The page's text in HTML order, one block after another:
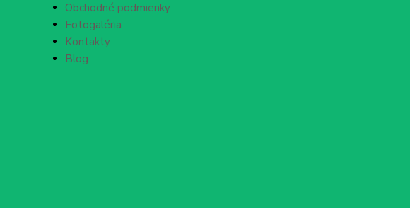
Obchodné podmienky
Fotogaléria
Kontakty
Blog